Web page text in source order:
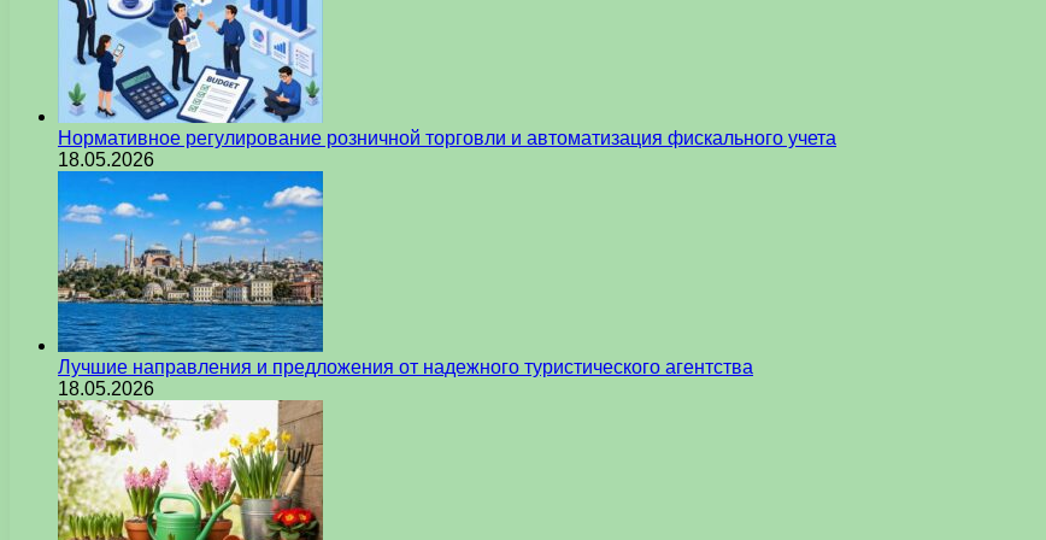
Нормативное регулирование розничной торговли и автоматизация фискального учета
18.05.2026
Лучшие направления и предложения от надежного туристического агентства
18.05.2026